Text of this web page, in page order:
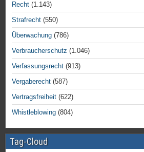
Recht (1.143)
Strafrecht (550)
Überwachung (786)
Verbraucherschutz (1.046)
Verfassungsrecht (913)
Vergaberecht (587)
Vertragsfreiheit (622)
Whistleblowing (804)
Tag-Cloud